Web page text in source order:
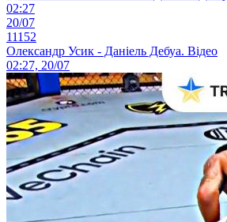
02:27
20/07
11152
Олександр Усик - Даніель Дебуа. Відео
02:27, 20/07